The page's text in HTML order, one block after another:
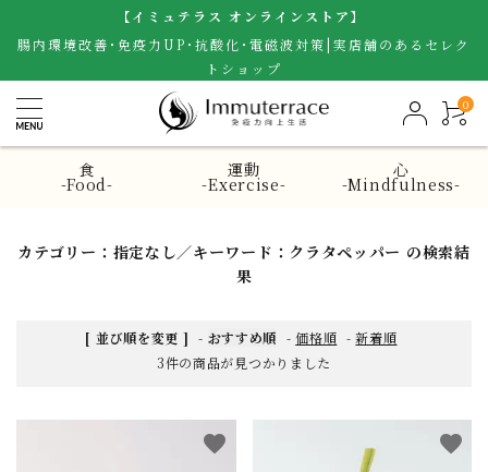
【イミュテラス オンラインストア】
腸内環境改善･免疫力UP･抗酸化･電磁波対策|実店舗のあるセレク
トショップ
0
食
-Food-
運動
-Exercise-
心
-Mindfulness-
カテゴリー：指定なし／キーワード：クラタペッパー の検索結
果
[ 並び順を変更 ] - おすすめ順 -価格順 -新着順
3件の商品が見つかりました
favorite favorite